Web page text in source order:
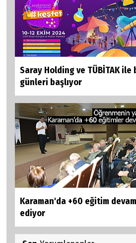
Saray Holding ve TÜBİTAK ile
günleri başlıyor
Karaman'da +60 eğitim devam
ediyor